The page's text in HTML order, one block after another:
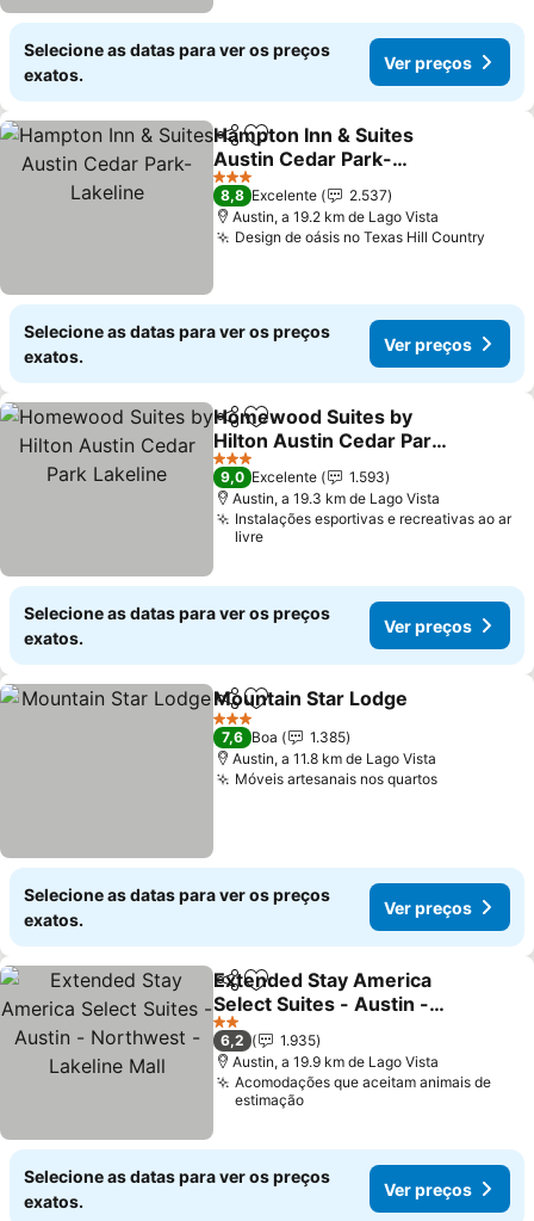
Selecione as datas para ver os preços
exatos.
Ver preços
PartilharAdicionar aos favoritos
Hampton Inn & Suites
Austin Cedar Park-
Lakeline
Ver preços
3 Estrelas
8,8 Excelente
2.537
Austin, a 19.2 km de Lago Vista
Design de oásis no Texas Hill Country
Selecione as datas para ver os preços
exatos.
Ver preços
PartilharAdicionar aos favoritos
Homewood Suites by
Hilton Austin Cedar Park
Lakeline
Ver preços
3 Estrelas
9,0 Excelente
1.593
Austin, a 19.3 km de Lago Vista
Instalações esportivas e recreativas ao ar
livre
Selecione as datas para ver os preços
exatos.
Ver preços
PartilharAdicionar aos favoritos
Mountain Star Lodge
3 Estrelas
7,6 Boa
1.385
Austin, a 11.8 km de Lago Vista
Móveis artesanais nos quartosVer preços
Selecione as datas para ver os preços
exatos.
Ver preços
PartilharAdicionar aos favoritos
Extended Stay America
Select Suites - Austin -
Northwest - Lakeline Mall
Ver preços
2 Estrelas
6,2
1.935
Austin, a 19.9 km de Lago Vista
Acomodações que aceitam animais de
estimação
Selecione as datas para ver os preços
exatos.
Ver preços